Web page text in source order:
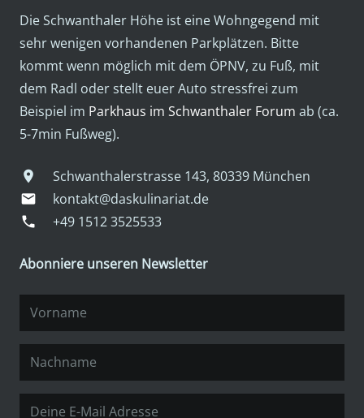
Die Schwanthaler Höhe ist eine Wohngegend mit
sehr wenigen vorhandenen Parkplätzen. Bitte
kommt wenn möglich mit dem ÖPNV, zu Fuß, mit
dem Radl oder stellt euer Auto stressfrei zum
Beispiel im Parkhaus im Schwanthaler Forum ab (ca.
5-7min Fußweg).
location_on Schwanthalerstrasse 143, 80339 München
mail kontakt@daskulinariat.de
phone +49 1512 3525533
Abonniere unseren Newsletter